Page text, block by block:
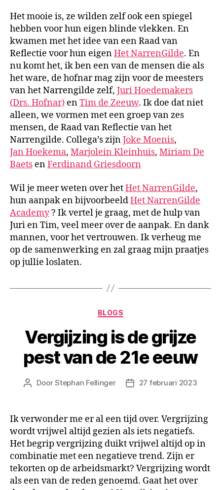
Het mooie is, ze wilden zelf ook een spiegel
hebben voor hun eigen blinde vlekken. En
kwamen met het idee van een Raad van
Reflectie voor hun eigenHet NarrenGilde. En
nu komt het, ik ben een van de mensen die als
het ware, de hofnar mag zijn voor de meesters
van het Narrengilde zelf, Juri Hoedemakers
(Drs. Hofnar) enTim de Zeeuw. Ik doe dat niet
alleen, we vormen met een groep van zes
mensen, de Raad van Reflectie van het
Narrengilde. Collega’s zijnJoke Moenis,
Jan Hoekema, Marjolein Kleinhuis, Miriam De
Baets enFerdinand Griesdoorn
Wil je meer weten over hetHet NarrenGilde,
hun aanpak en bijvoorbeeldHet NarrenGilde
Academy? Ik vertel je graag, met de hulp van
Juri en Tim, veel meer over de aanpak. En dank
mannen, voor het vertrouwen. Ik verheug me
op de samenwerking en zal graag mijn praatjes
op jullie loslaten.
BLOGS
Vergijzing is de grijze
pest van de 21e eeuw
DoorStephan Fellinger 27 februari 2023
Ik verwonder me er al een tijd over. Vergrijzing
wordt vrijwel altijd gezien als iets negatiefs.
Het begrip vergrijzing duikt vrijwel altijd op in
combinatie met een negatieve trend. Zijn er
tekorten op de arbeidsmarkt? Vergrijzing wordt
als een van de reden genoemd. Gaat het over